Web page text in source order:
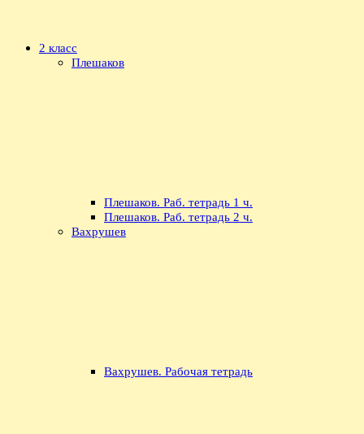
2 класс
Плешаков
Плешаков. Раб. тетрадь 1 ч.
Плешаков. Раб. тетрадь 2 ч.
Вахрушев
Вахрушев. Рабочая тетрадь